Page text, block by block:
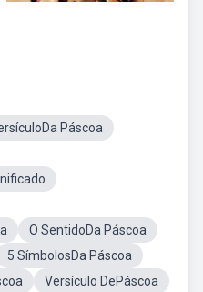
Páscoa
O SentidoDa Páscoa
5 SímbolosDa Páscoa
Versículo DePáscoa